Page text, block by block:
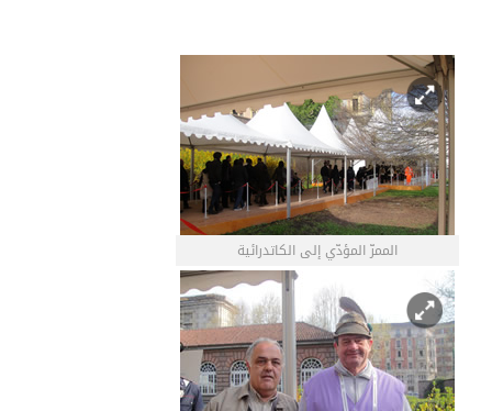
الممرّ المؤدّي إلى الكاتدرائية